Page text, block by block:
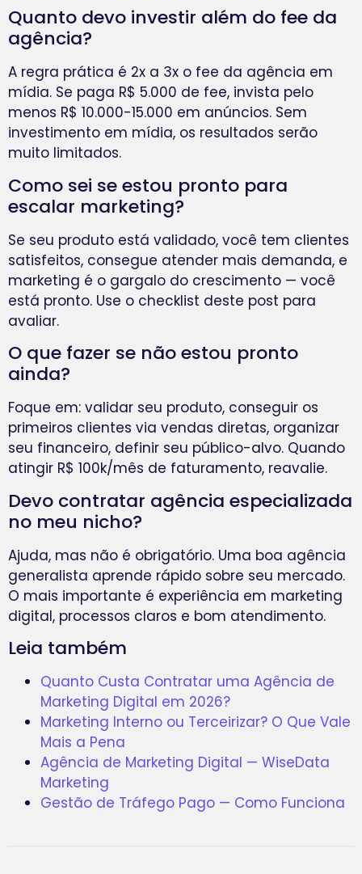
Quanto devo investir além do fee da
agência?
A regra prática é 2x a 3x o fee da agência em
mídia. Se paga R$ 5.000 de fee, invista pelo
menos R$ 10.000-15.000 em anúncios. Sem
investimento em mídia, os resultados serão
muito limitados.
Como sei se estou pronto para
escalar marketing?
Se seu produto está validado, você tem clientes
satisfeitos, consegue atender mais demanda, e
marketing é o gargalo do crescimento — você
está pronto. Use o checklist deste post para
avaliar.
O que fazer se não estou pronto
ainda?
Foque em: validar seu produto, conseguir os
primeiros clientes via vendas diretas, organizar
seu financeiro, definir seu público-alvo. Quando
atingir R$ 100k/mês de faturamento, reavalie.
Devo contratar agência especializada
no meu nicho?
Ajuda, mas não é obrigatório. Uma boa agência
generalista aprende rápido sobre seu mercado.
O mais importante é experiência em marketing
digital, processos claros e bom atendimento.
Leia também
Quanto Custa Contratar uma Agência de
Marketing Digital em 2026?
Marketing Interno ou Terceirizar? O Que Vale
Mais a Pena
Agência de Marketing Digital — WiseData
Marketing
Gestão de Tráfego Pago — Como Funciona